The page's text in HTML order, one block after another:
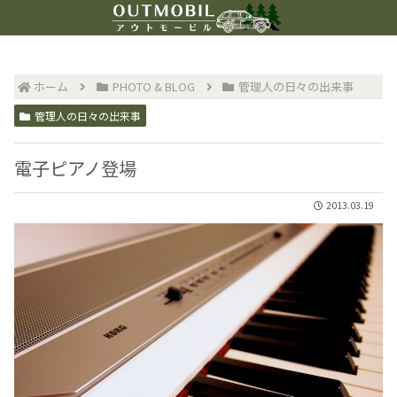
ホーム PHOTO & BLOG 管理人の日々の出来事
管理人の日々の出来事
電子ピアノ登場
2013.03.19